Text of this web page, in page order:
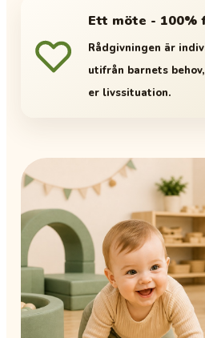
Ett möte - 100%
Rådgivningen är
utifrån barnets
er livssituation.